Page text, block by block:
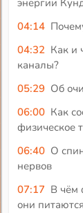
энергии
04:14
04:32 Как и
каналы?
05:29 Об
06:00 Как
физическое
06:40 О
нервов
07:17 В чём
они